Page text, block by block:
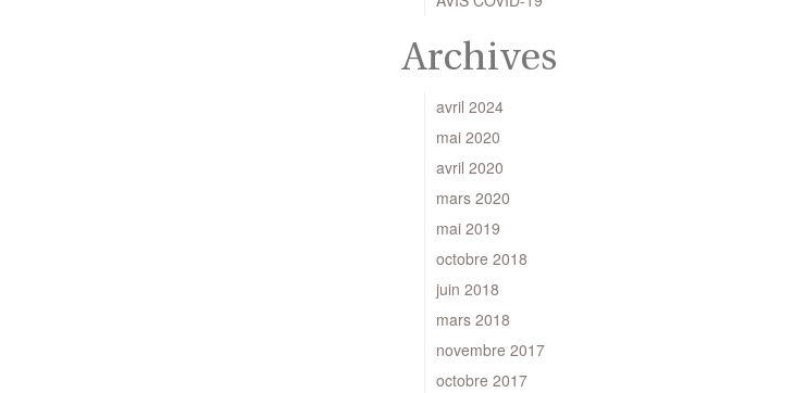
Archives
avril 2024
mai 2020
avril 2020
mars 2020
mai 2019
octobre 2018
juin 2018
mars 2018
novembre 2017
octobre 2017